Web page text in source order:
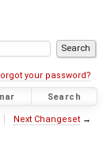
your password?
Search
Next Changeset→